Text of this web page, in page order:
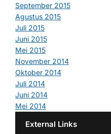
September 2015
Agustus 2015
Juli 2015
Juni 2015
Mei 2015
November 2014
Oktober 2014
Juli 2014
Juni 2014
Mei 2014
External Links